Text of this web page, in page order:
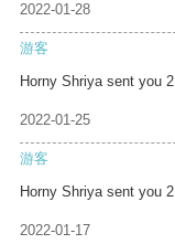
2022-01-28
游客
Horny Shriya sent you 2
2022-01-25
游客
Horny Shriya sent you 2
2022-01-17